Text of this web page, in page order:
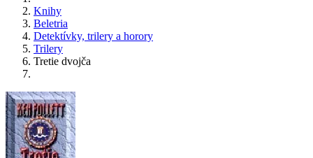
Knihy
Beletria
Detektívky, trilery a horory
Trilery
Tretie dvojča